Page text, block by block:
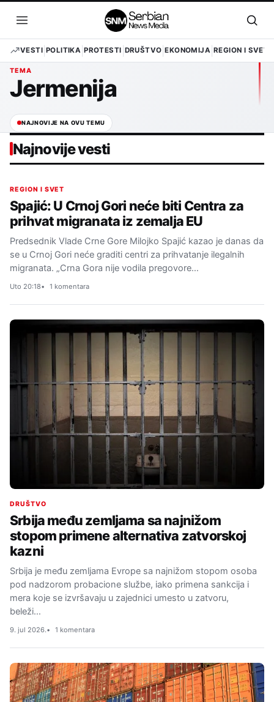
sadržaj
Otvori
meni
VESTI POLITIKA PROTESTI DRUŠTVO EKONOMIJA REGION I SVET
TEMA
Jermenija
NAJNOVIJE NA OVU TEMU
Najnovije vesti
REGION I SVET
Spajić: U Crnoj Gori neće biti Centra za
prihvat migranata iz zemalja EU
Predsednik Vlade Crne Gore Milojko Spajić kazao je danas da
se u Crnoj Gori neće graditi centri za prihvatanje ilegalnih
migranata. „Crna Gora nije vodila pregovore…
Uto 20:18 1 komentara
DRUŠTVO
Srbija među zemljama sa najnižom
stopom primene alternativa zatvorskoj
kazni
Srbija je među zemljama Evrope sa najnižom stopom osoba
pod nadzorom probacione službe, iako primena sankcija i
mera koje se izvršavaju u zajednici umesto u zatvoru,
beleži…
9. jul 2026. 1 komentara